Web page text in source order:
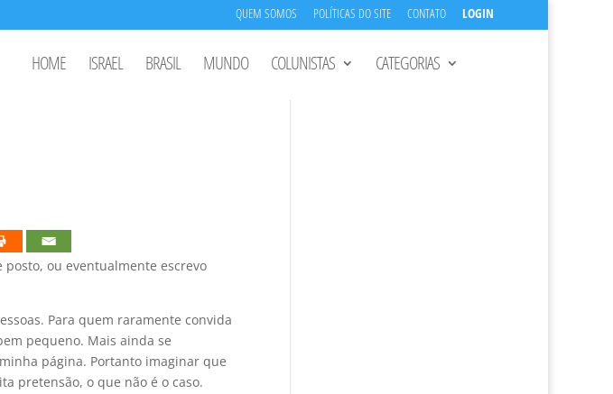
QUEM SOMOS POLÍTICAS DO SITE CONTATO LOGIN
HOME ISRAEL BRASIL MUNDO COLUNISTAS CATEGORIAS
ou eventualmente escrevo
Para quem raramente convida
pequeno. Mais ainda se
página. Portanto imaginar que
pretensão, o que não é o caso.